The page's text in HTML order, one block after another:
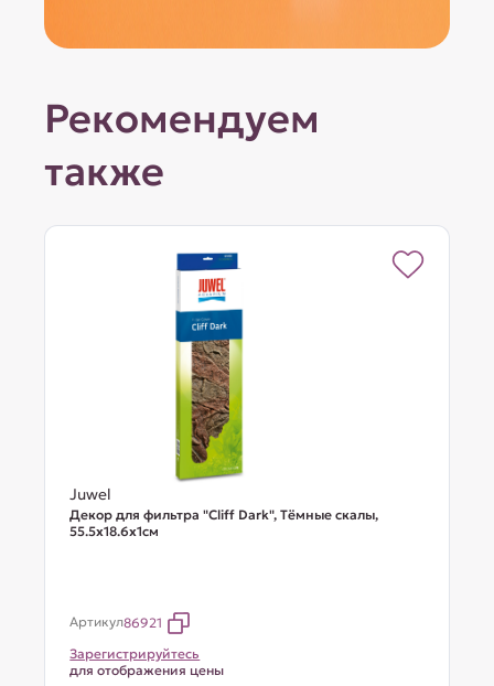
Рекомендуем
также
Juwel
Декор для фильтра "Cliff Dark", Тёмные скалы,
55.5х18.6х1см
Артикул86921
Зарегистрируйтесь
для отображения цены